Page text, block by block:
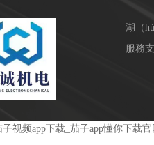
湖（
服務
视频app下载_茄子app懂你下载官